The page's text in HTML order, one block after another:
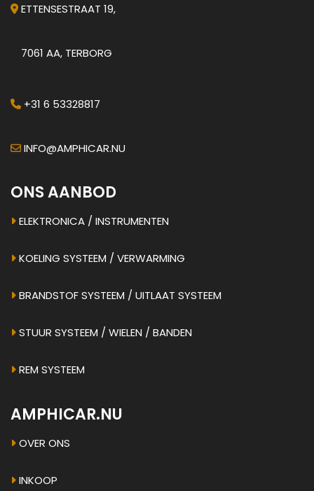
ETTENSESTRAAT 19,
7061 AA, TERBORG
+31 6 53328817
INFO@AMPHICAR.NU
ONS AANBOD
ELEKTRONICA / INSTRUMENTEN
KOELING SYSTEEM / VERWARMING
BRANDSTOF SYSTEEM / UITLAAT SYSTEEM
STUUR SYSTEEM / WIELEN / BANDEN
REM SYSTEEM
AMPHICAR.NU
OVER ONS
INKOOP